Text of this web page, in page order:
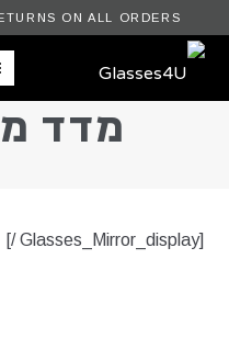
ON ALL ORDERS
מדד
[Glasses_Mirror_display /]